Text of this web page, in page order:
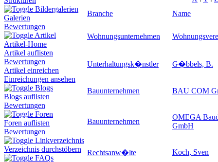
Bildergalerien
Galerien
Bewertungen
Artikel
Artikel-Home
Artikel auflisten
Bewertungen
Artikel einreichen
Einreichungen ansehen
Blogs
Blogs auflisten
Bewertungen
Foren
Foren auflisten
Bewertungen
Linkverzeichnis
Verzeichnis durchstöbern
FAQs
Branche
Name
Wohnungsunternehmen
Unterhaltungsk�nstler G�bbels, B.
Bauunternehmen BAU COM
Bauunternehmen
OMEGA
GmbH
Rechtsanw�lte Koch, Sven